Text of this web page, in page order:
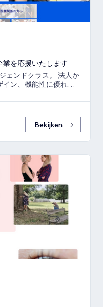
を応援いたします
ェンドクラス。 法人か
イン、機能性に優れた
Bekijken